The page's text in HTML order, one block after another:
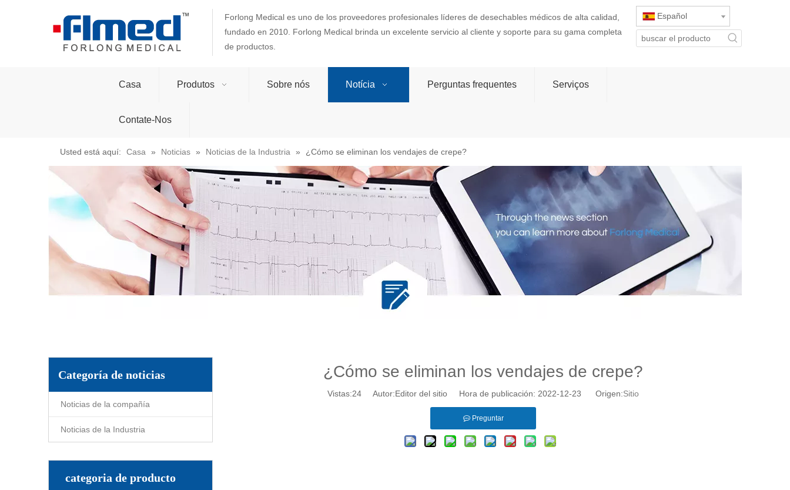
Forlong Medical es uno de los proveedores profesionales líderes de desechables médicos de alta calidad,
fundado en 2010. Forlong Medical brinda un excelente servicio al cliente y soporte para su gama completa
de productos.
Español
Casa Produtos Sobre nós Notícia Perguntas frequentes Serviços
Contate-Nos
Usted está aquí: Casa » Noticias » Noticias de la Industria » ¿Cómo se eliminan los vendajes de crepe?
Categoría de noticias
Noticias de la compañía
Noticias de la Industria
categoria de producto
¿Cómo se eliminan los vendajes de crepe?
Vistas:24 Autor:Editor del sitio Hora de publicación: 2022-12-23 Origen:Sitio
Preguntar